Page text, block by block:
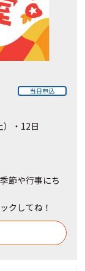
当日申込
）・12日
節や行事にち
クしてね！